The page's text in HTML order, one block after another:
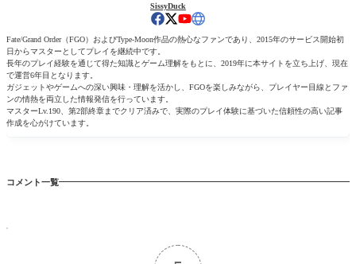
SissyDuck
Fate/Grand Order（FGO）およびType-Moon作品の熱心なファンであり、2015年のサービス開始初
日からマスターとしてプレイを継続中です。
長年のプレイ経験を通じて得た知識とゲーム理解をもとに、2019年に本サイトを立ち上げ、現在
で運営6年目となります。
ガジェットやゲームへの深い興味・理解を活かし、FGOを楽しみながら、プレイヤー目線とファ
ンの情熱を両立した情報発信を行っています。
マスターLv.190、第2部終章までクリア済みで、実際のプレイ体験に基づいた信頼性の高い記事
作成を心がけています。
コメント一覧